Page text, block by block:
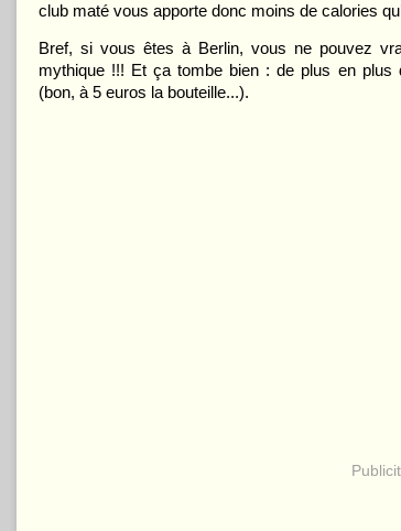
club maté vous apporte donc moins de calories
Bref, si vous êtes à Berlin, vous ne pouvez
mythique !!! Et ça tombe bien : de plus en plus
(bon, à 5 euros la bouteille...).